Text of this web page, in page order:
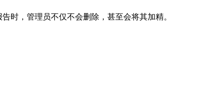
时，管理员不仅不会删除，甚至会将其加精。